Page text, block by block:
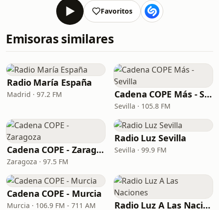
Favoritos
Emisoras similares
Radio María España
Madrid · 97.2 FM Cadena COPE Más - Sevilla
Sevilla · 105.8 FM
Cadena COPE - Zaragoza
Zaragoza · 97.5 FM
Radio Luz Sevilla
Sevilla · 99.9 FM
Cadena COPE - Murcia
Murcia · 106.9 FM - 711 AM Radio Luz A Las Naciones